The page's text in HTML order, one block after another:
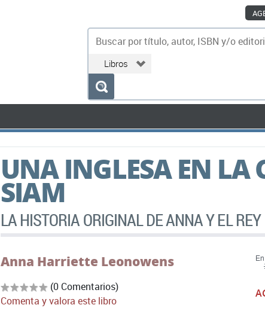
UNA INGLESA EN LA
SIAM
LA HISTORIA ORIGINAL DE ANNA Y EL REY
Anna Harriette Leonowens
(0 Comentarios)
Comenta y valora este libro